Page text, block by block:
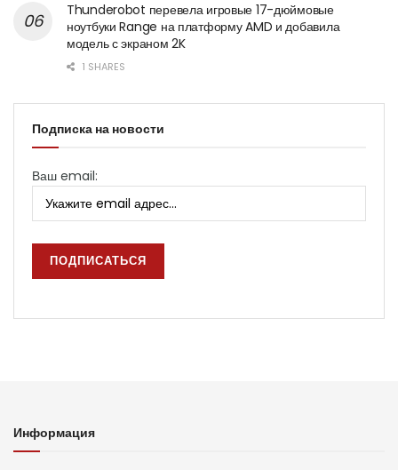
Thunderobot перевела игровые 17-дюймовые
ноутбуки Range на платформу AMD и добавила
модель с экраном 2K
1 SHARES
Подписка на новости
Ваш email:
Информация